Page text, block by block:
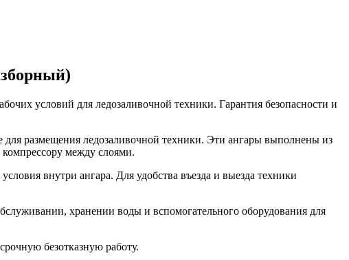
условий для ледозаливочной техники. Гарантия безопасности и
размещения ледозаливочной техники. Эти ангары выполнены из
между слоями.
внутри ангара. Для удобства въезда и выезда техники
хранении воды и вспомогательного оборудования для
безотказную работу.